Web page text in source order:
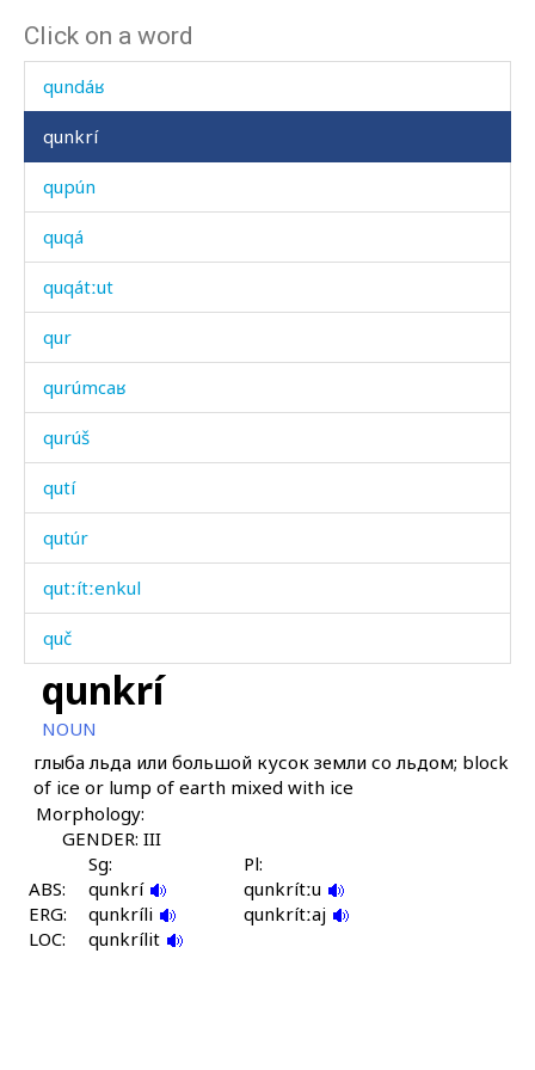
Click on a word
qum
qundáʁ
qunkrí
qupún
quqá
quqátːut
qur
qurúmcaʁ
qurúš
qutí
qutúr
qutːítːenkul
quč
qučáʁdu
qužá
qúbus
qúcbos
qúršbos
qúršːi
qunkrí
NOUN
глыба льда или большой кусок земли со льдом; block
of ice or lump of earth mixed with ice
Morphology:
GENDER: III
Sg:
Pl:
ABS:
qunkrí
qunkrítːu
ERG:
qunkríli
qunkrítːaj
LOC:
qunkrílit